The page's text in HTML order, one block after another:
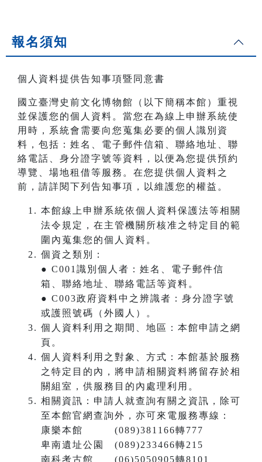
報名須知
個人資料提供告知事項暨同意書
國立臺灣史前文化博物館（以下簡稱本館）重視
並保護您的個人資料。當您在為線上申辦系統使
用時，系統會需要向您蒐集必要的個人識別資
料，包括：姓名、電子郵件信箱、聯絡地址、聯
絡電話、身分證字號等資料，以便為您提供預約
導覽、場地租借等服務。在您提供個人資料之
前，請詳閱下列告知事項，以維護您的權益。
本館線上申辦系統依個人資料保護法等相關
法令規定，在主管機關所核准之特定目的範
圍內蒐集您的個人資料。
個資之類別：
● C001識別個人者：姓名、電子郵件信
箱、聯絡地址、聯絡電話等資料。
● C003政府資料中之辨識者：身分證字號
或護照號碼（外國人）。
個人資料利用之期間、地區：本館申請之網
頁。
個人資料利用之對象、方式：本館基於服務
之特定目的內，將申請相關資料將留存於相
關組室，供服務目的內處理利用。
相關資訊：申請人就查詢有關之資訊，除可
至本館官網查詢外，亦可來電服務專線：
康樂本館 (089)381166轉777
卑南遺址公園 (089)233466轉215
南科考古館 (06)5050905轉8101